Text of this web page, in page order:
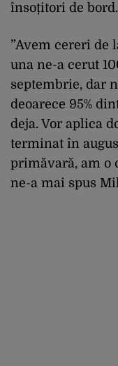
însoțitori de bord.
”Avem cereri de
una ne-a cerut
septembrie, dar
deoarece 95%
deja. Vor aplica
terminat în
primăvară, am o
ne-a mai spus